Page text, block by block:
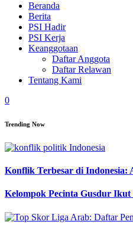
Beranda
Berita
PSI Hadir
PSI Kerja
Keanggotaan
Daftar Anggota
Daftar Relawan
Tentang Kami
0
Trending Now
Konflik Terbesar di Indonesia:
Kelompok Pecinta Gusdur Ikut